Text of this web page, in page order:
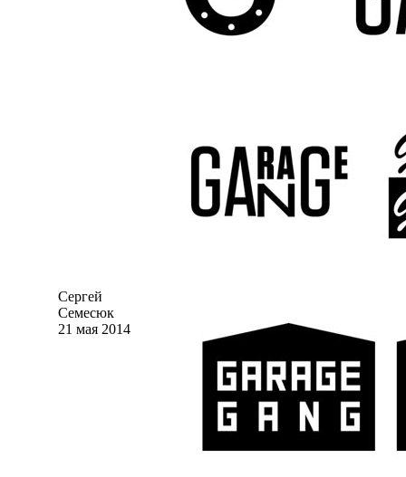
Сергей
Семесюк
21 мая 2014